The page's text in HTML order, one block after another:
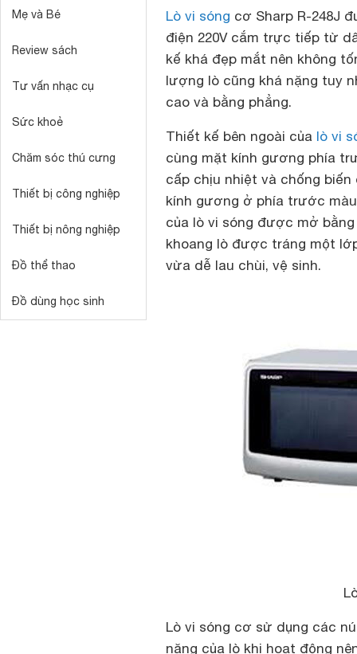
Mẹ và Bé
Review sách
Tư vấn nhạc cụ
Sức khoẻ
Chăm sóc thú cưng
Thiết bị công nghiệp
Thiết bị nông nghiệp
Đồ thể thao
Đồ dùng học sinh
Lò vi sóng cơ Sharp R-248J
điện 220V cắm trực tiếp từ
kế khá đẹp mắt nên không
lượng lò cũng khá nặng tuy
cao và bằng phẳng.
Thiết kế bên ngoài của lò vi
cùng mặt kính gương phía
cấp chịu nhiệt và chống
kính gương ở phía trước
của lò vi sóng được mở
khoang lò được tráng một
vừa dễ lau chùi, vệ sinh.
Lò vi sóng cơ sử dụng các
năng của lò khi hoạt động